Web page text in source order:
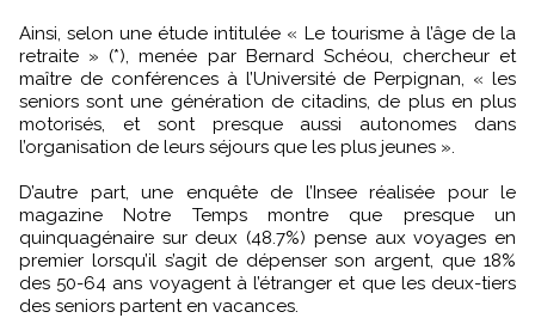
Ainsi, selon une étude intitulée « Le tourisme à l’âge de la
retraite » (*), menée par Bernard Schéou, chercheur et
maître de conférences à l’Université de Perpignan, « les
seniors sont une génération de citadins, de plus en plus
motorisés, et sont presque aussi autonomes dans
l’organisation de leurs séjours que les plus jeunes ».
D’autre part, une enquête de l’Insee réalisée pour le
magazine Notre Temps montre que presque un
quinquagénaire sur deux (48.7%) pense aux voyages en
premier lorsqu’il s’agit de dépenser son argent, que 18%
des 50-64 ans voyagent à l’étranger et que les deux-tiers
des seniors partent en vacances.